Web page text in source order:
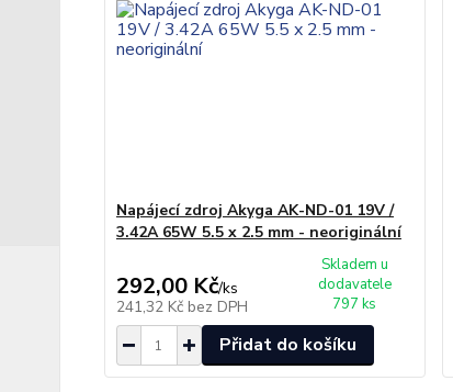
Napájecí zdroj Akyga AK-ND-01 19V /
3.42A 65W 5.5 x 2.5 mm - neoriginální
292,00 Kč/ks
241,32 Kč bez DPH
Skladem u
dodavatele
797 ks
Přidat do košíku